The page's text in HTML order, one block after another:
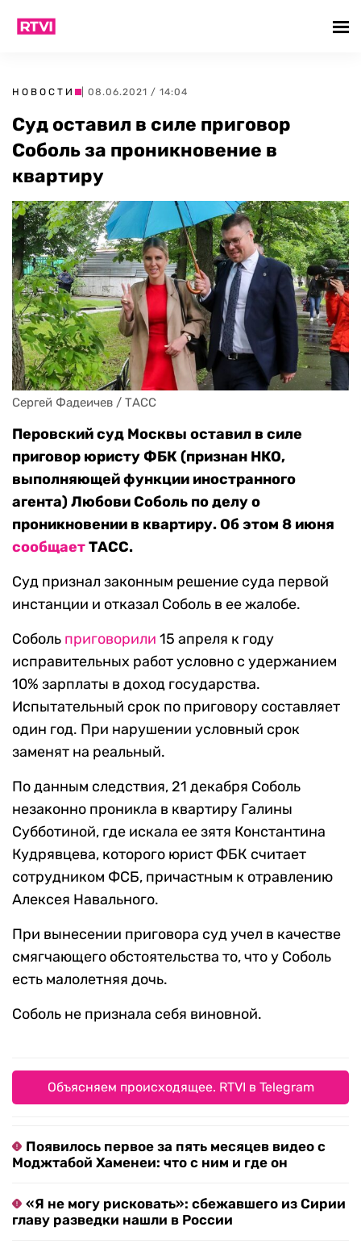
НОВОСТИ | 08.06.2021 / 14:04
Суд оставил в силе приговор
Соболь за проникновение в
квартиру
Сергей Фадеичев / ТАСС
Перовский суд Москвы оставил в силе
приговор юристу ФБК (признан НКО,
выполняющей функции иностранного
агента) Любови Соболь по делу о
проникновении в квартиру. Об этом 8 июня
сообщаетТАСС.
Суд признал законным решение суда первой
инстанции и отказал Соболь в ее жалобе.
Соболь приговорили 15 апреля к году
исправительных работ условно с удержанием
10% зарплаты в доход государства.
Испытательный срок по приговору составляет
один год. При нарушении условный срок
заменят на реальный.
По данным следствия, 21 декабря Соболь
незаконно проникла в квартиру Галины
Субботиной, где искала ее зятя Константина
Кудрявцева, которого юрист ФБК считает
сотрудником ФСБ, причастным к отравлению
Алексея Навального.
При вынесении приговора суд учел в качестве
смягчающего обстоятельства то, что у Соболь
есть малолетняя дочь.
Соболь не признала себя виновной.
Объясняем происходящее. RTVI в Telegram
Появилось первое за пять месяцев видео с
Моджтабой Хаменеи: что с ним и где он
«Я не могу рисковать»: сбежавшего из Сирии
главу разведки нашли в России